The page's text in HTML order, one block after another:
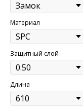
Материал
Защитный слой
Длина